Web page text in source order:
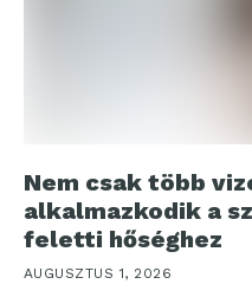
Nem csak több
alkalmazkodik a
feletti hőséghez
AUGUSZTUS 1, 2026